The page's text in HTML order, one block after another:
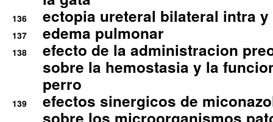
136 ectopia ureteral bilateral intra
137 edema pulmonar
138
efecto de la administracion
sobre la hemostasia y la
perro
139
efectos sinergicos de